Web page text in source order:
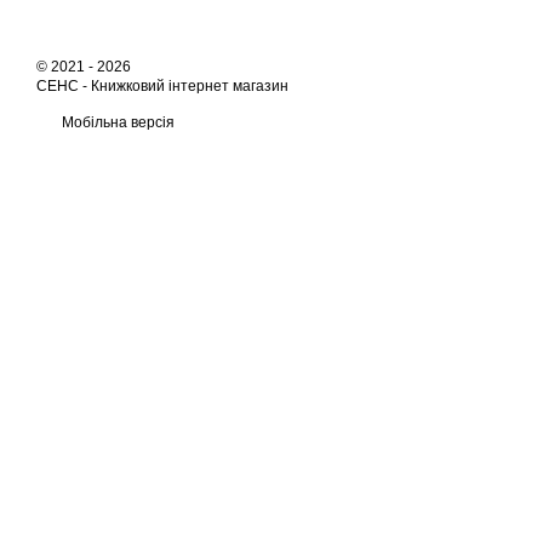
© 2021 - 2026
СЕНС - Книжковий інтернет магазин
Мобільна версія